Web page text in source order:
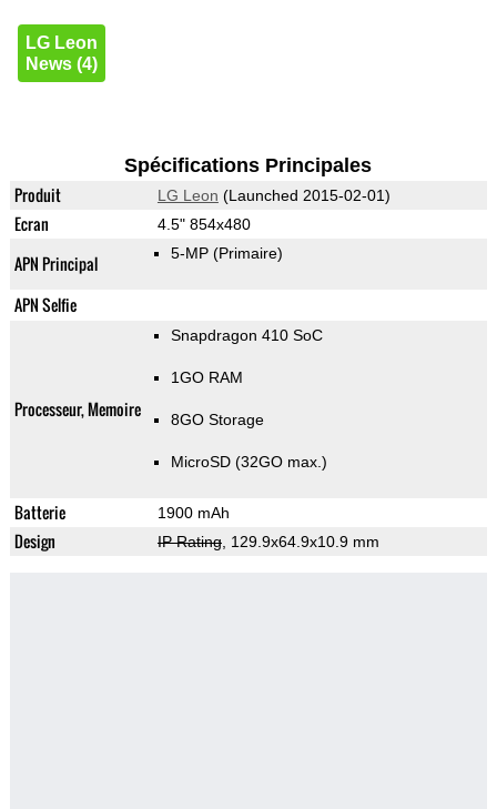
LG Leon
News (4)
Spécifications Principales
Produit LG Leon (Launched 2015-02-01)
Ecran 4.5" 854x480
APN Principal 5-MP (Primaire)
APN Selfie
Processeur, Memoire
Snapdragon 410 SoC
1GO RAM
8GO Storage
MicroSD (32GO max.)
Batterie 1900 mAh
Design IP Rating, 129.9x64.9x10.9 mm